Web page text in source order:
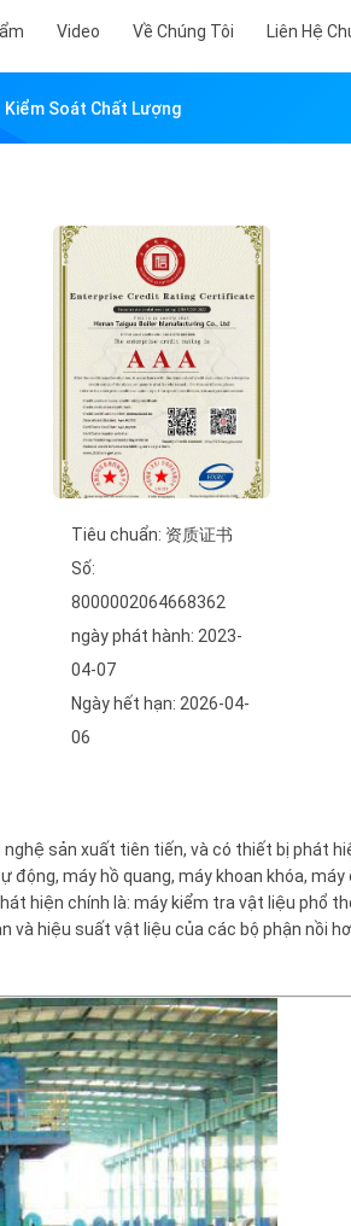
Video Về Chúng Tôi Liên Hệ
Kiểm Soát Chất Lượng
Tiêu chuẩn: 资质证书
Số:
8000002064668362
ngày phát hành: 2023-
04-07
Ngày hết hạn: 2026-04-
06
sản xuất tiên tiến, và có thiết bị phát
máy hồ quang, máy khoan khóa,
hiện chính là: máy kiểm tra vật liệu phổ
hiệu suất vật liệu của các bộ phận nồi